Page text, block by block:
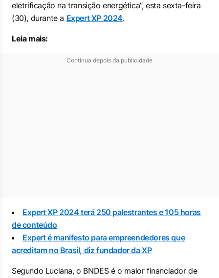
eletrificação na transição energética”, esta sexta-feira
(30), durante a Expert XP 2024.
Leia mais:
Continua depois da publicidade
Expert XP 2024 terá 250 palestrantes e 105 horas
de conteúdo
Expert é manifesto para empreendedores que
acreditam no Brasil, diz fundador da XP
Segundo Luciana, o BNDES é o maior financiador de